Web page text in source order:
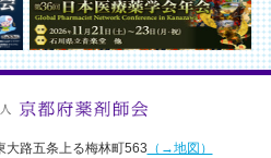
大路五条上る梅林町563 （→地図）